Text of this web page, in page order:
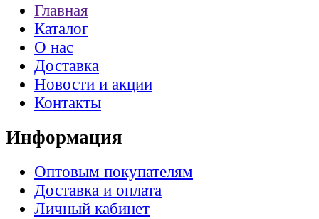
Главная
Каталог
О нас
Доставка
Новости и акции
Контакты
Информация
Оптовым покупателям
Доставка и оплата
Личный кабинет